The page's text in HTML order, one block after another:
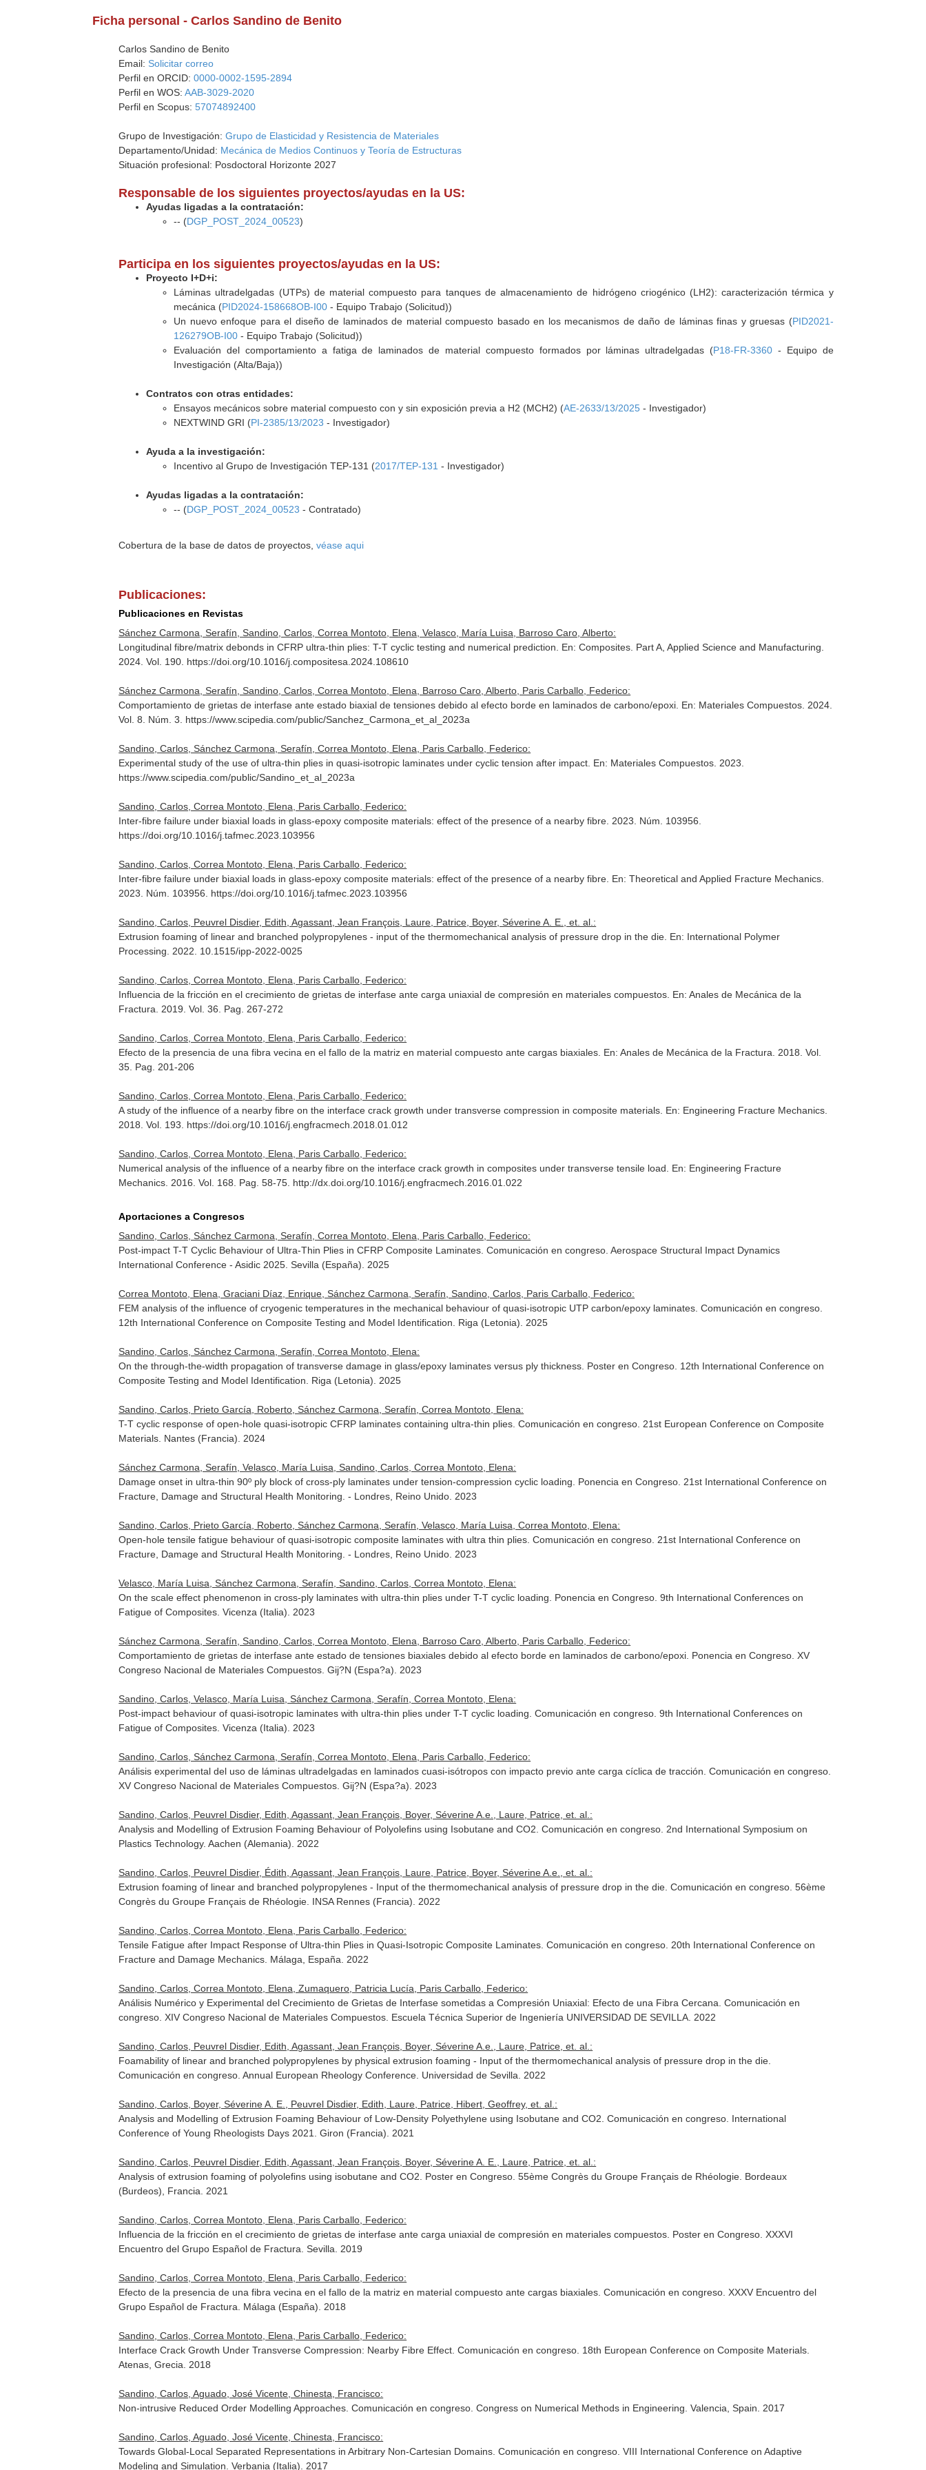
Ficha personal - Carlos Sandino de Benito
Carlos Sandino de Benito
Email: Solicitar correo
Perfil en ORCID:0000-0002-1595-2894
Perfil en WOS:AAB-3029-2020
Perfil en Scopus:57074892400
Grupo de Investigación:Grupo de Elasticidad y Resistencia de Materiales
Departamento/Unidad: Mecánica de Medios Continuos y Teoría de Estructuras
Situación profesional: Posdoctoral Horizonte 2027
Responsable de los siguientes proyectos/ayudas en la US:
Ayudas ligadas a la contratación:
-- (DGP_POST_2024_00523)
Participa en los siguientes proyectos/ayudas en la US:
Proyecto I+D+i:
Láminas ultradelgadas (UTPs) de material compuesto para tanques de almacenamiento de hidrógeno criogénico (LH2): caracterización térmica y
mecánica (PID2024-158668OB-I00 - Equipo Trabajo (Solicitud))
Un nuevo enfoque para el diseño de laminados de material compuesto basado en los mecanismos de daño de láminas finas y gruesas (PID2021-
126279OB-I00 - Equipo Trabajo (Solicitud))
Evaluación del comportamiento a fatiga de laminados de material compuesto formados por láminas ultradelgadas (P18-FR-3360 - Equipo de
Investigación (Alta/Baja))
Contratos con otras entidades:
Ensayos mecánicos sobre material compuesto con y sin exposición previa a H2 (MCH2) (AE-2633/13/2025 - Investigador)
NEXTWIND GRI (PI-2385/13/2023 - Investigador)
Ayuda a la investigación:
Incentivo al Grupo de Investigación TEP-131 (2017/TEP-131 - Investigador)
Ayudas ligadas a la contratación:
-- (DGP_POST_2024_00523 - Contratado)
Cobertura de la base de datos de proyectos,véase aqui
Publicaciones:
Publicaciones en Revistas
Sánchez Carmona, Serafín, Sandino, Carlos, Correa Montoto, Elena, Velasco, María Luisa, Barroso Caro, Alberto:
Longitudinal fibre/matrix debonds in CFRP ultra-thin plies: T-T cyclic testing and numerical prediction. En: Composites. Part A, Applied Science and Manufacturing
2024. Vol. 190. https://doi.org/10.1016/j.compositesa.2024.108610
Sánchez Carmona, Serafín, Sandino, Carlos, Correa Montoto, Elena, Barroso Caro, Alberto, Paris Carballo, Federico:
Comportamiento de grietas de interfase ante estado biaxial de tensiones debido al efecto borde en laminados de carbono/epoxi. En: Materiales Compuestos . 2024.
Vol. 8. Núm. 3. https://www.scipedia.com/public/Sanchez_Carmona_et_al_2023a
Sandino, Carlos, Sánchez Carmona, Serafín, Correa Montoto, Elena, Paris Carballo, Federico:
Experimental study of the use of ultra-thin plies in quasi-isotropic laminates under cyclic tension after impact. En: Materiales Compuestos . 2023.
https://www.scipedia.com/public/Sandino_et_al_2023a
Sandino, Carlos, Correa Montoto, Elena, Paris Carballo, Federico:
Inter-fibre failure under biaxial loads in glass-epoxy composite materials: effect of the presence of a nearby fibre. 2023. Núm. 103956.
https://doi.org/10.1016/j.tafmec.2023.103956
Sandino, Carlos, Correa Montoto, Elena, Paris Carballo, Federico:
Inter-fibre failure under biaxial loads in glass-epoxy composite materials: effect of the presence of a nearby fibre. En: Theoretical and Applied Fracture Mechanics
2023. Núm. 103956. https://doi.org/10.1016/j.tafmec.2023.103956
Sandino, Carlos, Peuvrel Disdier, Edith, Agassant, Jean François, Laure, Patrice, Boyer, Séverine A. E., et. al.:
Extrusion foaming of linear and branched polypropylenes - input of the thermomechanical analysis of pressure drop in the die. En: International Polymer
Processing . 2022. 10.1515/ipp-2022-0025
Sandino, Carlos, Correa Montoto, Elena, Paris Carballo, Federico:
Influencia de la fricción en el crecimiento de grietas de interfase ante carga uniaxial de compresión en materiales compuestos. En: Anales de Mecánica de la
Fractura . 2019. Vol. 36. Pag. 267-272
Sandino, Carlos, Correa Montoto, Elena, Paris Carballo, Federico:
Efecto de la presencia de una fibra vecina en el fallo de la matriz en material compuesto ante cargas biaxiales. En: Anales de Mecánica de la Fractura . 2018. Vol.
35. Pag. 201-206
Sandino, Carlos, Correa Montoto, Elena, Paris Carballo, Federico:
A study of the influence of a nearby fibre on the interface crack growth under transverse compression in composite materials. En: Engineering Fracture Mechanics
2018. Vol. 193. https://doi.org/10.1016/j.engfracmech.2018.01.012
Sandino, Carlos, Correa Montoto, Elena, Paris Carballo, Federico:
Numerical analysis of the influence of a nearby fibre on the interface crack growth in composites under transverse tensile load. En: Engineering Fracture
Mechanics . 2016. Vol. 168. Pag. 58-75. http://dx.doi.org/10.1016/j.engfracmech.2016.01.022
Aportaciones a Congresos
Sandino, Carlos, Sánchez Carmona, Serafín, Correa Montoto, Elena, Paris Carballo, Federico:
Post-impact T-T Cyclic Behaviour of Ultra-Thin Plies in CFRP Composite Laminates. Comunicación en congreso. Aerospace Structural Impact Dynamics
International Conference - Asidic 2025. Sevilla (España). 2025
Correa Montoto, Elena, Graciani Díaz, Enrique, Sánchez Carmona, Serafín, Sandino, Carlos, Paris Carballo, Federico:
FEM analysis of the influence of cryogenic temperatures in the mechanical behaviour of quasi-isotropic UTP carbon/epoxy laminates. Comunicación en congreso.
12th International Conference on Composite Testing and Model Identification. Riga (Letonia). 2025
Sandino, Carlos, Sánchez Carmona, Serafín, Correa Montoto, Elena:
On the through-the-width propagation of transverse damage in glass/epoxy laminates versus ply thickness. Poster en Congreso. 12th International Conference on
Composite Testing and Model Identification. Riga (Letonia). 2025
Sandino, Carlos, Prieto García, Roberto, Sánchez Carmona, Serafín, Correa Montoto, Elena:
T-T cyclic response of open-hole quasi-isotropic CFRP laminates containing ultra-thin plies. Comunicación en congreso. 21st European Conference on Composite
Materials. Nantes (Francia). 2024
Sánchez Carmona, Serafín, Velasco, María Luisa, Sandino, Carlos, Correa Montoto, Elena:
Damage onset in ultra-thin 90º ply block of cross-ply laminates under tension-compression cyclic loading. Ponencia en Congreso. 21st International Conference on
Fracture, Damage and Structural Health Monitoring. - Londres, Reino Unido. 2023
Sandino, Carlos, Prieto García, Roberto, Sánchez Carmona, Serafín, Velasco, María Luisa, Correa Montoto, Elena:
Open-hole tensile fatigue behaviour of quasi-isotropic composite laminates with ultra thin plies. Comunicación en congreso. 21st International Conference on
Fracture, Damage and Structural Health Monitoring. - Londres, Reino Unido. 2023
Velasco, María Luisa, Sánchez Carmona, Serafín, Sandino, Carlos, Correa Montoto, Elena:
On the scale effect phenomenon in cross-ply laminates with ultra-thin plies under T-T cyclic loading. Ponencia en Congreso. 9th International Conferences on
Fatigue of Composites. Vicenza (Italia). 2023
Sánchez Carmona, Serafín, Sandino, Carlos, Correa Montoto, Elena, Barroso Caro, Alberto, Paris Carballo, Federico:
Comportamiento de grietas de interfase ante estado de tensiones biaxiales debido al efecto borde en laminados de carbono/epoxi. Ponencia en Congreso. XV
Congreso Nacional de Materiales Compuestos. Gij?N (Espa?a). 2023
Sandino, Carlos, Velasco, María Luisa, Sánchez Carmona, Serafín, Correa Montoto, Elena:
Post-impact behaviour of quasi-isotropic laminates with ultra-thin plies under T-T cyclic loading. Comunicación en congreso. 9th International Conferences on
Fatigue of Composites. Vicenza (Italia). 2023
Sandino, Carlos, Sánchez Carmona, Serafín, Correa Montoto, Elena, Paris Carballo, Federico:
Análisis experimental del uso de láminas ultradelgadas en laminados cuasi-isótropos con impacto previo ante carga cíclica de tracción. Comunicación en congreso.
XV Congreso Nacional de Materiales Compuestos. Gij?N (Espa?a). 2023
Sandino, Carlos, Peuvrel Disdier, Edith, Agassant, Jean François, Boyer, Séverine A.e., Laure, Patrice, et. al.:
Analysis and Modelling of Extrusion Foaming Behaviour of Polyolefins using Isobutane and CO2. Comunicación en congreso. 2nd International Symposium on
Plastics Technology. Aachen (Alemania). 2022
Sandino, Carlos, Peuvrel Disdier, Édith, Agassant, Jean François, Laure, Patrice, Boyer, Séverine A.e., et. al.:
Extrusion foaming of linear and branched polypropylenes - Input of the thermomechanical analysis of pressure drop in the die. Comunicación en congreso. 56ème
Congrès du Groupe Français de Rhéologie. INSA Rennes (Francia). 2022
Sandino, Carlos, Correa Montoto, Elena, Paris Carballo, Federico:
Tensile Fatigue after Impact Response of Ultra-thin Plies in Quasi-Isotropic Composite Laminates. Comunicación en congreso. 20th International Conference on
Fracture and Damage Mechanics. Málaga, España. 2022
Sandino, Carlos, Correa Montoto, Elena, Zumaquero, Patricia Lucía, Paris Carballo, Federico:
Análisis Numérico y Experimental del Crecimiento de Grietas de Interfase sometidas a Compresión Uniaxial: Efecto de una Fibra Cercana. Comunicación en
congreso. XIV Congreso Nacional de Materiales Compuestos. Escuela Técnica Superior de Ingeniería UNIVERSIDAD DE SEVILLA. 2022
Sandino, Carlos, Peuvrel Disdier, Edith, Agassant, Jean François, Boyer, Séverine A.e., Laure, Patrice, et. al.:
Foamability of linear and branched polypropylenes by physical extrusion foaming - Input of the thermomechanical analysis of pressure drop in the die.
Comunicación en congreso. Annual European Rheology Conference. Universidad de Sevilla. 2022
Sandino, Carlos, Boyer, Séverine A. E., Peuvrel Disdier, Edith, Laure, Patrice, Hibert, Geoffrey, et. al.:
Analysis and Modelling of Extrusion Foaming Behaviour of Low-Density Polyethylene using Isobutane and CO2. Comunicación en congreso. International
Conference of Young Rheologists Days 2021. Giron (Francia). 2021
Sandino, Carlos, Peuvrel Disdier, Edith, Agassant, Jean François, Boyer, Séverine A. E., Laure, Patrice, et. al.:
Analysis of extrusion foaming of polyolefins using isobutane and CO2. Poster en Congreso. 55ème Congrès du Groupe Français de Rhéologie. Bordeaux
(Burdeos), Francia. 2021
Sandino, Carlos, Correa Montoto, Elena, Paris Carballo, Federico:
Influencia de la fricción en el crecimiento de grietas de interfase ante carga uniaxial de compresión en materiales compuestos. Poster en Congreso. XXXVI
Encuentro del Grupo Español de Fractura. Sevilla. 2019
Sandino, Carlos, Correa Montoto, Elena, Paris Carballo, Federico:
Efecto de la presencia de una fibra vecina en el fallo de la matriz en material compuesto ante cargas biaxiales. Comunicación en congreso. XXXV Encuentro del
Grupo Español de Fractura. Málaga (España). 2018
Sandino, Carlos, Correa Montoto, Elena, Paris Carballo, Federico:
Interface Crack Growth Under Transverse Compression: Nearby Fibre Effect. Comunicación en congreso. 18th European Conference on Composite Materials.
Atenas, Grecia. 2018
Sandino, Carlos, Aguado, José Vicente, Chinesta, Francisco:
Non-intrusive Reduced Order Modelling Approaches. Comunicación en congreso. Congress on Numerical Methods in Engineering. Valencia, Spain. 2017
Sandino, Carlos, Aguado, José Vicente, Chinesta, Francisco:
Towards Global-Local Separated Representations in Arbitrary Non-Cartesian Domains. Comunicación en congreso. VIII International Conference on Adaptive
Modeling and Simulation. Verbania (Italia). 2017